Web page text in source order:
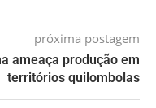
próxima postagem
ameaça produção em
territórios quilombolas